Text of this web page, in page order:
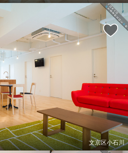
文京区小石川